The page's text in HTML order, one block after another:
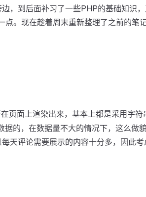
，到后面补习了一些PHP的基础知识
。现在趁着周末重新整理了之前的笔
页面上渲染出来，基本上都是采用字
的，在数据量不大的情况下，这么做
天评论需要展示的内容十分多，因此考